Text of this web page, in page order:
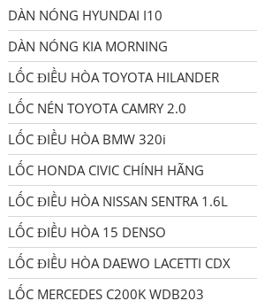
DÀN NÓNG HYUNDAI I10
DÀN NÓNG KIA MORNING
LỐC ĐIỀU HÒA TOYOTA HILANDER
LỐC NÉN TOYOTA CAMRY 2.0
LỐC ĐIỀU HÒA BMW 320i
LỐC HONDA CIVIC CHÍNH HÃNG
LỐC ĐIỀU HÒA NISSAN SENTRA 1.6L
LỐC ĐIỀU HÒA 15 DENSO
LỐC ĐIỀU HÒA DAEWO LACETTI CDX
LỐC MERCEDES C200K WDB203